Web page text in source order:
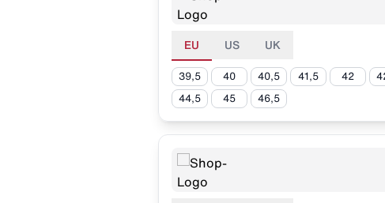
EU US UK
39,5 40 40,5 41,5 42
44,5 45 46,5